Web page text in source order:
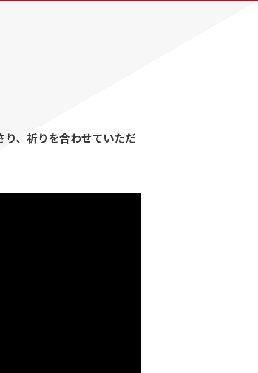
、祈りを合わせていただ